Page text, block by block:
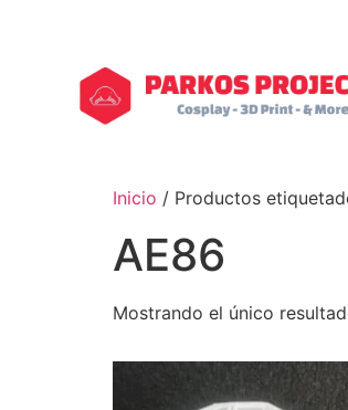
Inicio / Productos
AE86
Mostrando el único